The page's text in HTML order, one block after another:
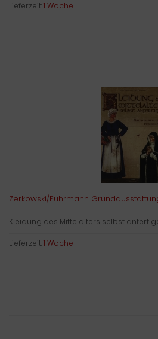
Lieferzeit:1 Woche
Zerkowski/Fuhrmann:
Kleidung des Mittelalters selbst
Lieferzeit:1 Woche